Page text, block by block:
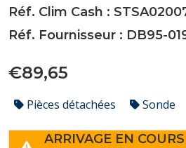
Réf. Clim Cash :
Réf. Fournisseur : DB95-
€89,65
Pièces détachées Sonde
ARRIVAGE EN